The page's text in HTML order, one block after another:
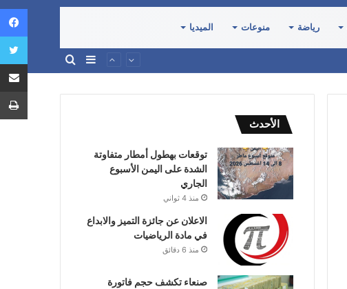
رياضة منوعات الميديا
إضافة
الأحدث
توقعات بهطول أمطار متفاوتة
الشدة على اليمن الأسبوع
الجاري
منذ 4 ثواني
الاعلان عن جائزة التميز والابداع
في مادة الرياضيات
منذ 6 دقائق
صنعاء تكشف حجم فاتورة